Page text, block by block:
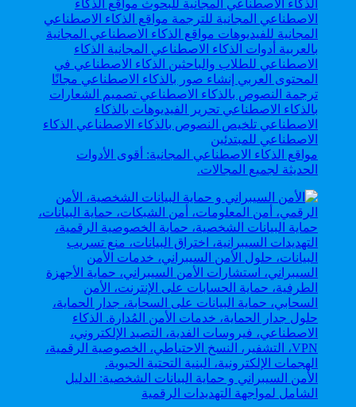
مواقع الذكاء الاصطناعي المجانية: أقوى الأدوات
الحديثة لجميع المجالات.
الأمن السيبراني و حماية البيانات الشخصية: الدليل
الشامل لمواجهة التهديدات الرقمية